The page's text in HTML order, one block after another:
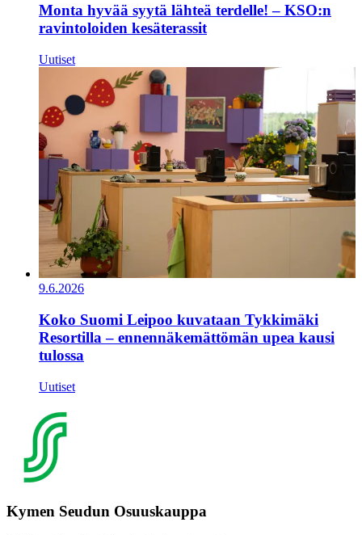
Monta hyvää syytä lähteä terdelle! – KSO:n
ravintoloiden kesäterassit
Uutiset
9.6.2026
Koko Suomi Leipoo kuvataan Tykkimäki
Resortilla – ennennäkemättömän upea kausi
tulossa
Uutiset
Kymen Seudun Osuuskauppa